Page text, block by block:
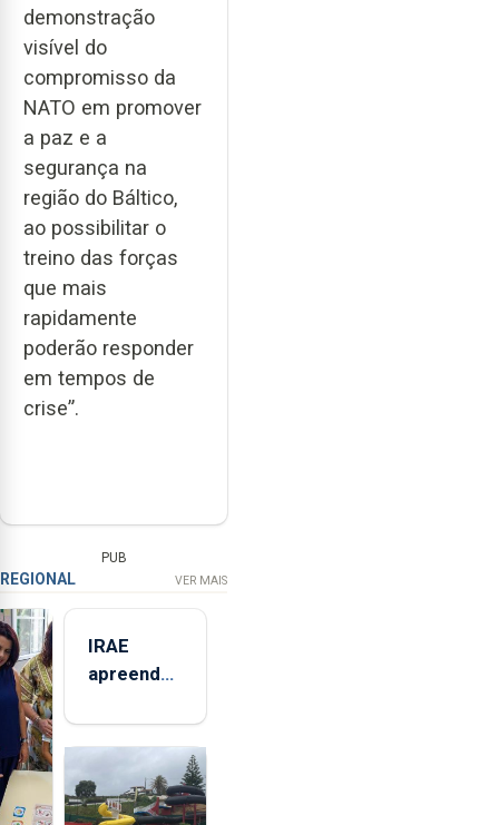
demonstração
visível do
compromisso da
NATO em promover
a paz e a
segurança na
região do Báltico,
ao possibilitar o
treino das forças
que mais
rapidamente
poderão responder
em tempos de
crise”.
PUB
REGIONAL VER MAIS
IRAE
apreendeu
toneladas
de
alimentos
entre